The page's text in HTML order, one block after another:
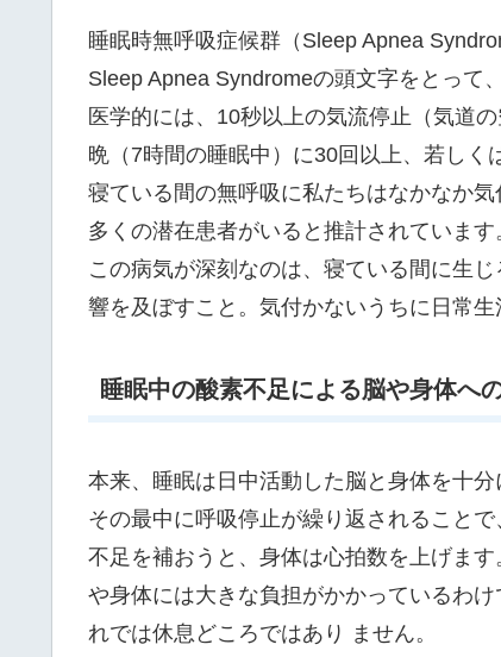
睡眠時無呼吸症候群（Sleep Apnea
Sleep Apnea Syndromeの頭文字をとって
医学的には、10秒以上の気流停止（気道
晩（7時間の睡眠中）に30回以上、若しく
寝ている間の無呼吸に私たちはなかなか
多くの潜在患者がいると推計されています
この病気が深刻なのは、寝ている間に生
響を及ぼすこと。気付かないうちに日常
睡眠中の酸素不足による脳や身体へ
本来、睡眠は日中活動した脳と身体を十分
その最中に呼吸停止が繰り返されること
不足を補おうと、身体は心拍数を上げま
や身体には大きな負担がかかっているわ
れでは休息どころではあり ません。